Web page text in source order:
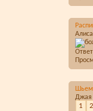
Шьем
Джая
1 2